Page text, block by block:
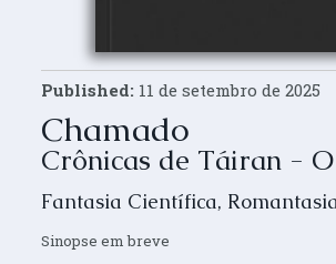
Published: 11 de setembro de 2025
Chamado
Crônicas de Táiran - O
Fantasia Científica,
Sinopse em breve